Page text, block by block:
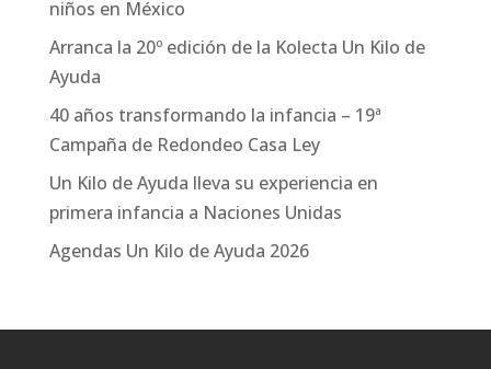
niños en México
Arranca la 20º edición de la Kolecta Un Kilo de
Ayuda
40 años transformando la infancia – 19ª
Campaña de Redondeo Casa Ley
Un Kilo de Ayuda lleva su experiencia en
primera infancia a Naciones Unidas
Agendas Un Kilo de Ayuda 2026